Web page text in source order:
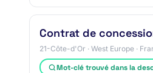
Contrat de
21-Côte-d'Or · West Europe ·
Mot-clé trouvé dans la